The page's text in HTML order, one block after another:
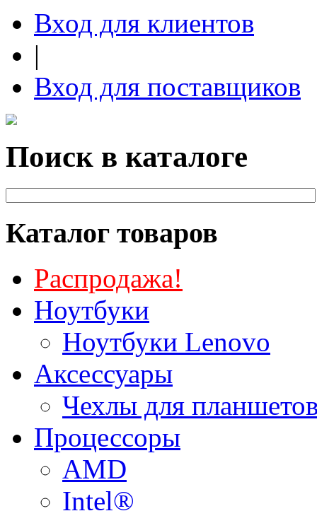
Вход для клиентов
|
Вход для поставщиков
Поиск в каталоге
Каталог товаров
Распродажа!
Ноутбуки
Ноутбуки Lenovo
Аксессуары
Чехлы для
Процессоры
AMD
Intel®